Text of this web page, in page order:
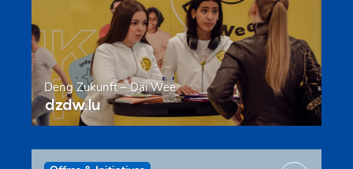
Deng Zukunft – Däi Wee
dzdw.lu